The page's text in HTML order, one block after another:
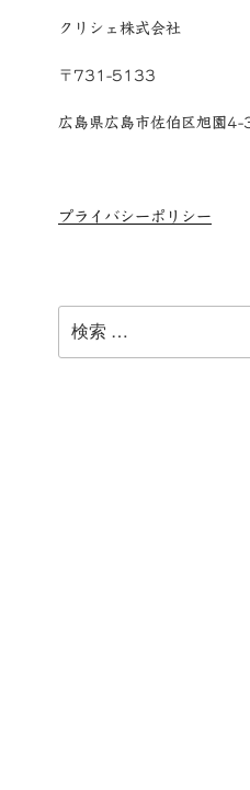
クリシェ株式会社
〒731-5133
広島県広島市佐伯区旭
プライバシーポリシー
索: